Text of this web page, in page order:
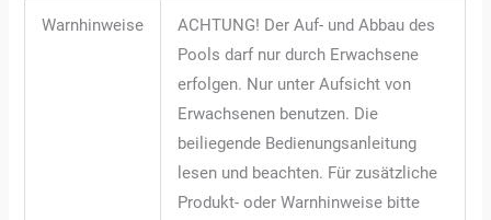
Warnhinweise
ACHTUNG! Der Auf- und Abbau des
Pools darf nur durch Erwachsene
erfolgen. Nur unter Aufsicht von
Erwachsenen benutzen. Die
beiliegende Bedienungsanleitung
lesen und beachten. Für zusätzliche
Produkt- oder Warnhinweise bitte